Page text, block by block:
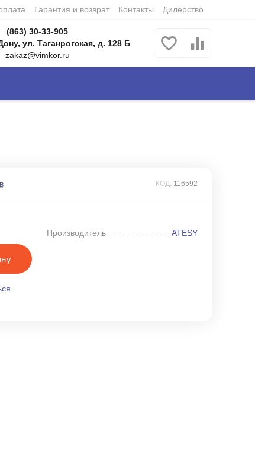
Гарантия и возврат Контакты Дилерство
(863) 30-33-905
ул. Таганрогская, д. 128 Б
zakaz@vimkor.ru
КОД: 116592
Производитель ATESY